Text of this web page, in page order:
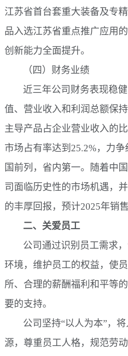
江苏省首台套重大装备及专
品入选江苏省重点推广应用
创新能力全面提升。
（四）财务业绩
近三年公司财务表现稳
值、营业收入和利润总额保
主导产品占企业营业收入的
市场占有率达到25.2%，力
国前列，省内第一。随着中
司面临历史性的市场机遇，
的丰厚回报，预计2025年销
二、关爱员工
公司通过识别员工需求
环境，维护员工的权益，使
所、合理的薪酬福利和平等
要的支持。
公司坚持“以人为本”，
源，尊重员工人格，规范劳